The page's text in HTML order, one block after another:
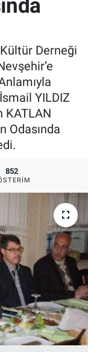
Derneği
YILDIZ
KATLAN
Odasında
852